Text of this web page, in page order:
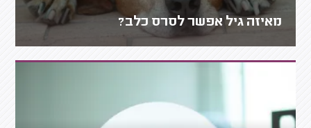
מאיזה גיל אפשר לסרס כלב?